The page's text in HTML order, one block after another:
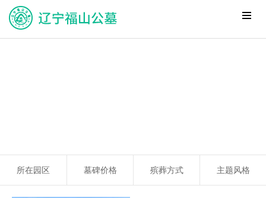
所在园区 墓碑价格 殡葬方式 主题风格